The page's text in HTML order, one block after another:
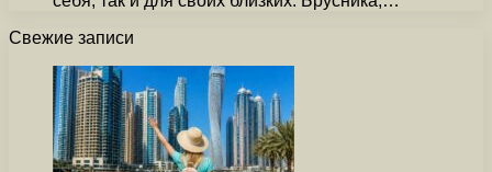
Свежие записи